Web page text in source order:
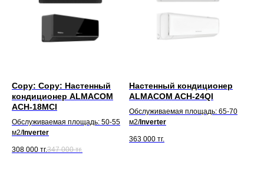
Copy: Copy: Настенный
кондиционер ALMACOM
ACH-18MСI
Обслуживаемая площадь: 50-55
м2/Inverter
308 000 тг.347 000 тг.
Настенный кондиционер
ALMACOM ACH-24QI
Обслуживаемая площадь: 65-70
м2/Inverter
363 000 тг.